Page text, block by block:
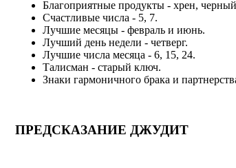
Благоприятные продукты - хрен,
Счастливые числа - 5, 7.
Лучшие месяцы - февраль и июнь.
Лучший день недели - четверг.
Лучшие числа месяца - 6, 15, 24.
Талисман - старый ключ.
Знаки гармоничного брака и
ПРЕДСКАЗАНИЕ ДЖУДИТ